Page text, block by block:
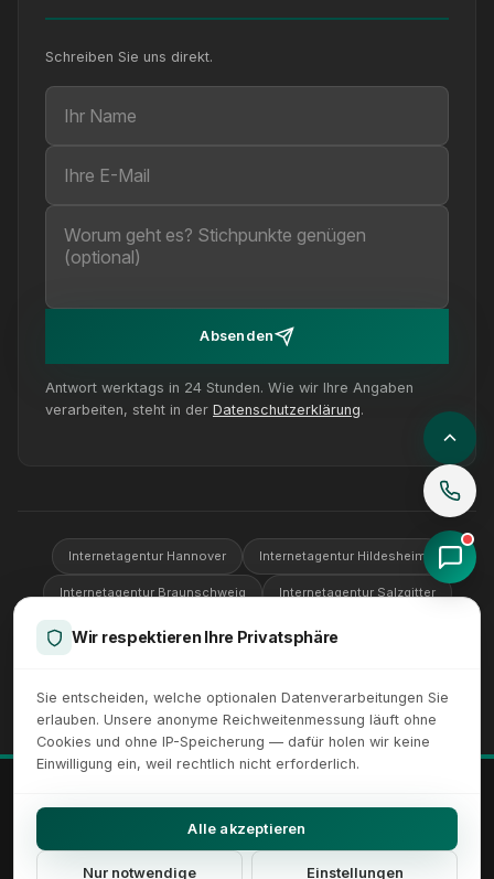
Schreiben Sie uns direkt.
Ihr Name
Ihre E-Mail
Ihre Nachricht (optional)
Absenden
Antwort werktags in 24 Stunden. Wie wir Ihre Angaben
verarbeiten, steht in der Datenschutzerklärung.
Internetagentur Hannover Internetagentur Hildesheim
Internetagentur Braunschweig Internetagentur Salzgitter
Internetagentur Wolfsburg Internetagentur Göttingen
Alle erkennbaren Marken und Logos sind Eigentum ihrer jeweiligen
Impressum Datenschutz
Cookie-Einstellungen
Wir respektieren Ihre Privatsphäre
Sie entscheiden, welche optionalen Datenverarbeitungen Sie
erlauben. Unsere anonyme Reichweitenmessung läuft ohne
Cookies und ohne IP-Speicherung — dafür holen wir keine
Einwilligung ein, weil rechtlich nicht erforderlich.
Alle akzeptieren
Nur notwendige Einstellungen